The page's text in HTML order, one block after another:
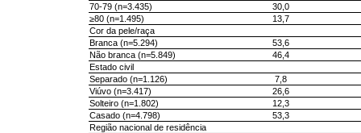
70-79 (n=3.435)
30,0
≥80 (n=1.495)
13,7
Cor da pele/raça
Branca (n=5.294)
53,6
Não branca (n=5.849)
46,4
Estado civil
Separado (n=1.126)
7,8
Viúvo (n=3.417)
26,6
Solteiro (n=1.802)
12,3
Casado (n=4.798)
53,3
Região nacional de residência